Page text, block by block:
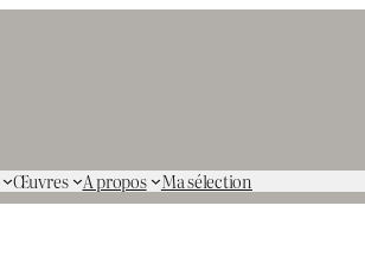
Œuvres A propos Ma sélection